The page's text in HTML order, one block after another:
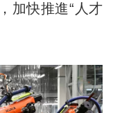
加快推進“人才